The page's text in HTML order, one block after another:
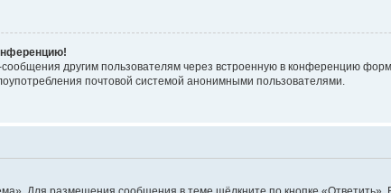
другим пользователям через встроенную в конференцию
почтовой системой анонимными пользователями.